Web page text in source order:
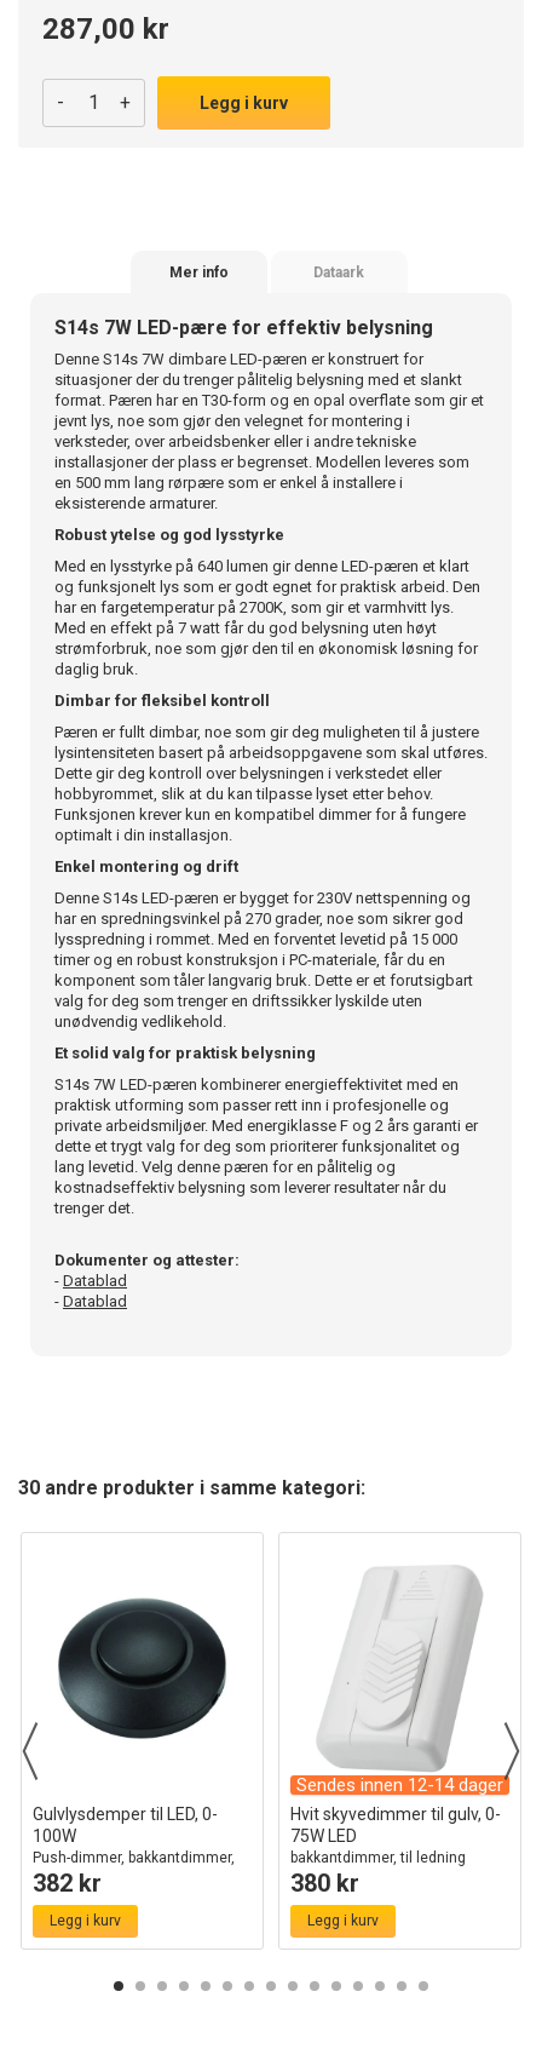
287,00 kr
- + Legg i kurv
Mer info Dataark
S14s 7W LED-pære for effektiv belysning
Denne S14s 7W dimbare LED-pæren er konstruert for
situasjoner der du trenger pålitelig belysning med et slankt
format. Pæren har en T30-form og en opal overflate som gir et
jevnt lys, noe som gjør den velegnet for montering i
verksteder, over arbeidsbenker eller i andre tekniske
installasjoner der plass er begrenset. Modellen leveres som
en 500 mm lang rørpære som er enkel å installere i
eksisterende armaturer.
Robust ytelse og god lysstyrke
Med en lysstyrke på 640 lumen gir denne LED-pæren et klart
og funksjonelt lys som er godt egnet for praktisk arbeid. Den
har en fargetemperatur på 2700K, som gir et varmhvitt lys.
Med en effekt på 7 watt får du god belysning uten høyt
strømforbruk, noe som gjør den til en økonomisk løsning for
daglig bruk.
Dimbar for fleksibel kontroll
Pæren er fullt dimbar, noe som gir deg muligheten til å justere
lysintensiteten basert på arbeidsoppgavene som skal utføres.
Dette gir deg kontroll over belysningen i verkstedet eller
hobbyrommet, slik at du kan tilpasse lyset etter behov.
Funksjonen krever kun en kompatibel dimmer for å fungere
optimalt i din installasjon.
Enkel montering og drift
Denne S14s LED-pæren er bygget for 230V nettspenning og
har en spredningsvinkel på 270 grader, noe som sikrer god
lysspredning i rommet. Med en forventet levetid på 15 000
timer og en robust konstruksjon i PC-materiale, får du en
komponent som tåler langvarig bruk. Dette er et forutsigbart
valg for deg som trenger en driftssikker lyskilde uten
unødvendig vedlikehold.
Et solid valg for praktisk belysning
S14s 7W LED-pæren kombinerer energieffektivitet med en
praktisk utforming som passer rett inn i profesjonelle og
private arbeidsmiljøer. Med energiklasse F og 2 års garanti er
dette et trygt valg for deg som prioriterer funksjonalitet og
lang levetid. Velg denne pæren for en pålitelig og
kostnadseffektiv belysning som leverer resultater når du
trenger det.
Dokumenter og attester:
- Datablad
- Datablad
30 andre produkter i samme kategori:
Gulvlysdemper til LED, 0-
100W
Push-dimmer, bakkantdimmer,
sort
382 kr
Legg i kurv
Sendes innen 12-14 dager
Hvit skyvedimmer til gulv, 0-
75W LED
bakkantdimmer, til ledning
380 kr
Legg i kurv